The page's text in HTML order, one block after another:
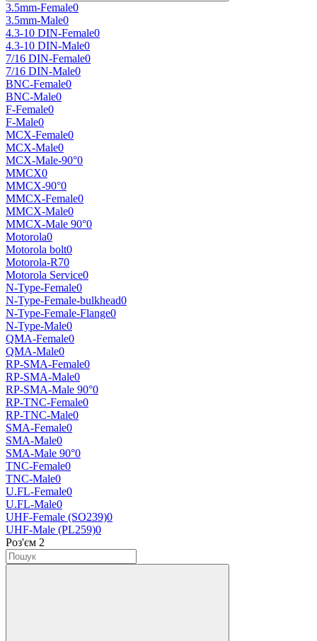
3.5mm-Female0
3.5mm-Male0
4.3-10 DIN-Female0
4.3-10 DIN-Male0
7/16 DIN-Female0
7/16 DIN-Male0
BNC-Female0
BNC-Male0
F-Female0
F-Male0
MCX-Female0
MCX-Male0
MCX-Male-90°0
MMCX0
MMCX-90°0
MMCX-Female0
MMCX-Male0
MMCX-Male 90°0
Motorola0
Motorola bolt0
Motorola-R70
Motorola Service0
N-Type-Female0
N-Type-Female-bulkhead0
N-Type-Female-Flange0
N-Type-Male0
QMA-Female0
QMA-Male0
RP-SMA-Female0
RP-SMA-Male0
RP-SMA-Male 90°0
RP-TNC-Female0
RP-TNC-Male0
SMA-Female0
SMA-Male0
SMA-Male 90°0
TNC-Female0
TNC-Male0
U.FL-Female0
U.FL-Male0
UHF-Female (SO239)0
UHF-Male (PL259)0
Роз'єм 2